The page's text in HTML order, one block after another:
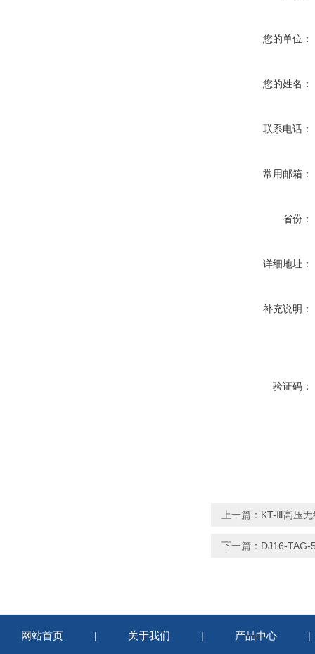
您的单位：
您的姓名：
联系电话：
常用邮箱：
省份：
详细地址：
补充说明：
验证码：
上一篇： KT-Ⅲ高压
下一篇： DJ16-TAG-
网站首页 | 关于我们 | 产品中心